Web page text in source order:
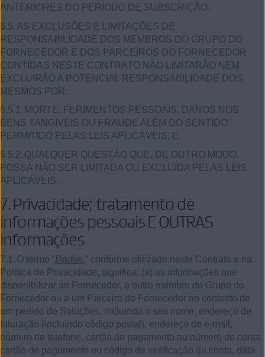
ANTERIORES DO PERÍODO DE SUBSCRIÇÃO.
6.5. AS EXCLUSÕES E LIMITAÇÕES DE
RESPONSABILIDADE DOS MEMBROS DO GRUPO DO
FORNECEDOR E DOS PARCEIROS DO FORNECEDOR
CONTIDAS NESTE CONTRATO NÃO LIMITARÃO NEM
EXCLUIRÃO A POTENCIAL RESPONSABILIDADE DOS
MESMOS POR:
6.5.1. MORTE, FERIMENTOS PESSOAIS, DANOS NOS
BENS TANGÍVEIS OU FRAUDE ALÉM DO SENTIDO
PERMITIDO PELAS LEIS APLICÁVEIS, E
6.5.2. QUALQUER QUESTÃO QUE, DE OUTRO MODO,
POSSA NÃO SER LIMITADA OU EXCLUÍDA PELAS LEIS
APLICÁVEIS.
7.Privacidade; tratamento de
informações pessoais E OUTRAS
informações
7.1. O termo “Dados,” conforme utilizado neste Contrato e na
Política de Privacidade, significa: (a) as informações que
disponibilizar ao Fornecedor, a outro membro do Grupo do
Fornecedor ou a um Parceiro do Fornecedor no contexto de
um pedido de Soluções, incluindo o seu nome, endereço de
faturação (incluindo código postal), endereço de e-mail,
número de telefone, cartão de pagamento ou número de conta,
cartão de pagamento ou código de verificação da conta, data